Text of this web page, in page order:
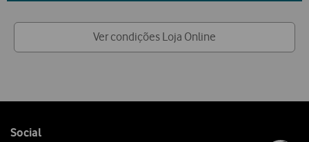
Ver condições Loja Online
Follow
Social